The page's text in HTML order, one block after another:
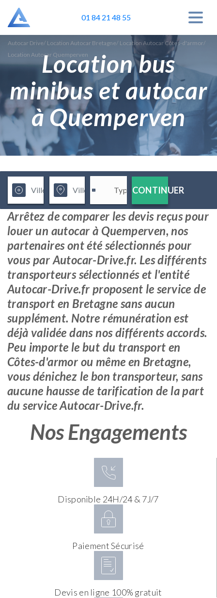
01 84 21 48 55
Autocar Drive/ Location Autocar Bretagne/ Location Autocar Côtes-d'armor/
Location Autocar Quemperven
Location bus
minibus et autocar
à Quemperven
CONTINUER
Arrêtez de comparer les devis reçus pour
louer un autocar à Quemperven, nos
partenaires ont été sélectionnés pour
vous par Autocar-Drive.fr. Les différents
transporteurs sélectionnés et l'entité
Autocar-Drive.fr proposent le service de
transport en Bretagne sans aucun
supplément. Notre rémunération est
déjà validée dans nos différents accords.
Peu importe le but du transport en
Côtes-d'armor ou même en Bretagne,
vous dénichez le bon transporteur, sans
aucune hausse de tarification de la part
du service Autocar-Drive.fr.
Nos Engagements
Disponible 24H/24 & 7J/7
Paiement Sécurisé
Devis en ligne 100% gratuit